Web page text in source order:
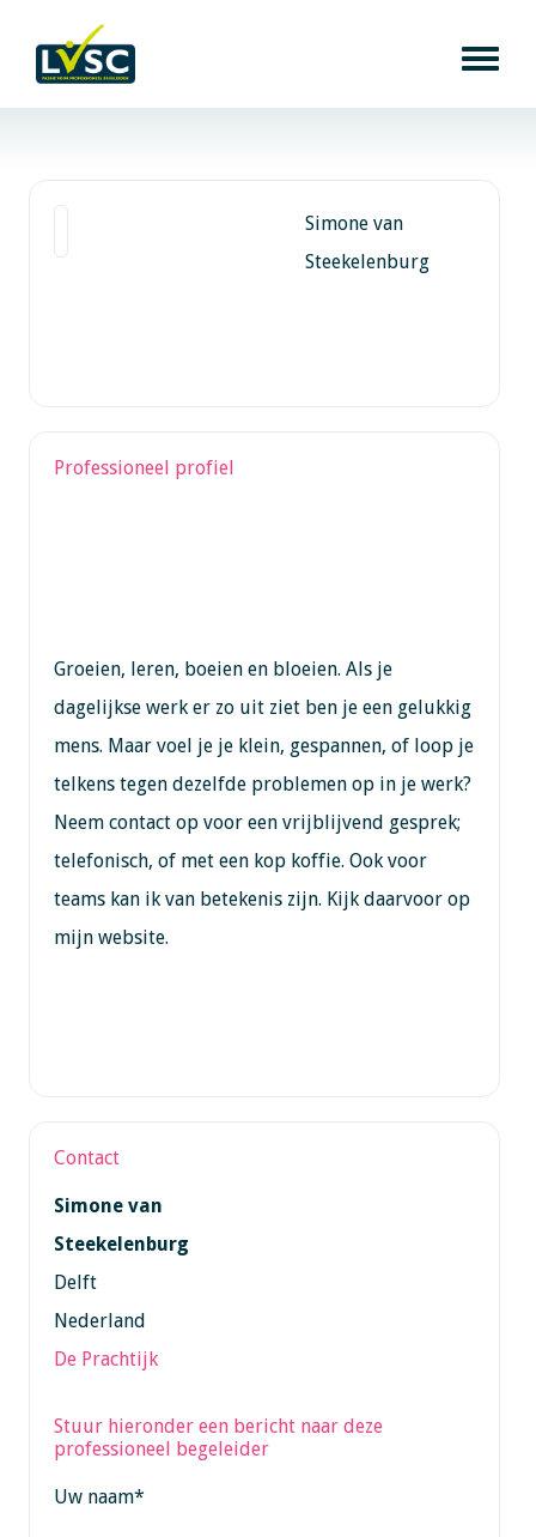
Simone van
Steekelenburg
Professioneel profiel
Groeien, leren, boeien en bloeien. Als je
dagelijkse werk er zo uit ziet ben je een gelukkig
mens. Maar voel je je klein, gespannen, of loop je
telkens tegen dezelfde problemen op in je werk?
Neem contact op voor een vrijblijvend gesprek;
telefonisch, of met een kop koffie. Ook voor
teams kan ik van betekenis zijn. Kijk daarvoor op
mijn website.
Contact
Simone van
Steekelenburg
Delft
Nederland
De Prachtijk
Stuur hieronder een bericht naar deze
professioneel begeleider
Uw naam*